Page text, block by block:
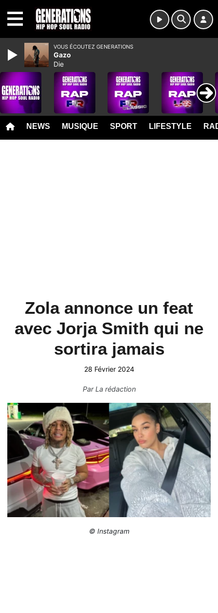
NEWS MUSIQUE SPORT LIFESTYLE
Zola annonce un feat
avec Jorja Smith qui ne
sortira jamais
28 Février 2024
ParLa rédaction
© Instagram
VOUS ÉCOUTEZ GENERATIONS
Gazo
Die